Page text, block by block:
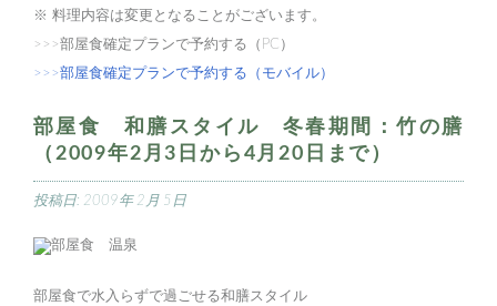
※ 料理内容は変更となることがございます。
>>>部屋食確定プランで予約する（PC）
>>>部屋食確定プランで予約する（モバイル）
部屋食 和膳スタイル 冬春期間：竹の膳
（2009年2月3日から4月20日まで）
投稿日: 2009年 2月 5日
部屋食で水入らずで過ごせる和膳スタイル